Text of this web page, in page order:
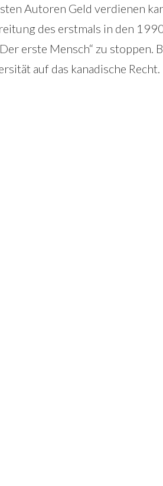
Autoren Geld verdienen
des erstmals in den
erste Mensch“ zu stoppen.
auf das kanadische Recht.